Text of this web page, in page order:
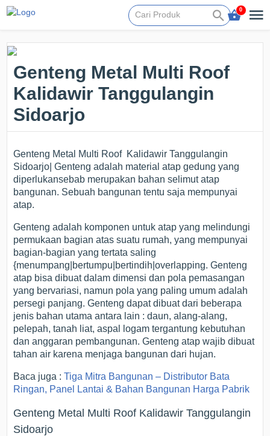
0
Genteng Metal Multi Roof
Kalidawir Tanggulangin
Sidoarjo
Genteng Metal Multi Roof Kalidawir Tanggulangin
Sidoarjo| Genteng adalah material atap gedung yang
diperlukansebab merupakan bahan selimut atap
bangunan. Sebuah bangunan tentu saja mempunyai
atap.
Genteng adalah komponen untuk atap yang melindungi
permukaan bagian atas suatu rumah, yang mempunyai
bagian-bagian yang tertata saling
{menumpang|bertumpu|bertindih|overlapping. Genteng
atap bisa dibuat dalam dimensi dan pola pemasangan
yang bervariasi, namun pola yang paling umum adalah
persegi panjang. Genteng dapat dibuat dari beberapa
jenis bahan utama antara lain : daun, alang-alang,
pelepah, tanah liat, aspal logam tergantung kebutuhan
dan anggaran pembangunan. Genteng atap wajib dibuat
tahan air karena menjaga bangunan dari hujan.
Baca juga :Tiga Mitra Bangunan – Distributor Bata
Ringan, Panel Lantai & Bahan Bangunan Harga Pabrik
Genteng Metal Multi Roof Kalidawir Tanggulangin
Sidoarjo